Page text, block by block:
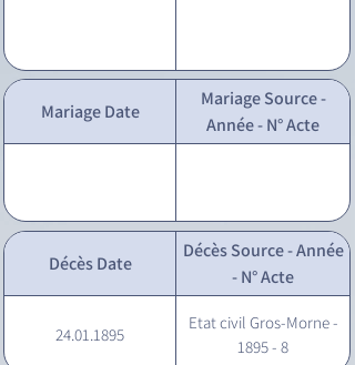
Mariage Date
Mariage Source -
Année - N° Acte
Décès Date
Décès Source - Année
- N° Acte
24.01.1895
Etat civil Gros-Morne -
1895 - 8